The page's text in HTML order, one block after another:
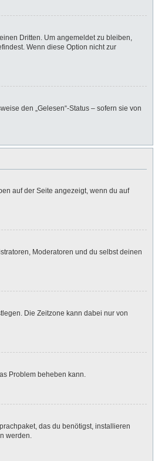
Dritten. Um angemeldet zu bleiben,
Wenn diese Option nicht zur
den „Gelesen“-Status – sofern sie von
auf der Seite angezeigt, wenn du auf
Moderatoren und du selbst deinen
Die Zeitzone kann dabei nur von
Problem beheben kann.
das du benötigst, installieren
werden.